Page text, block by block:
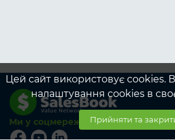
Ми у соцмережах
Цей сайт використовує cookies.
налаштування cookies в
Прийняти та